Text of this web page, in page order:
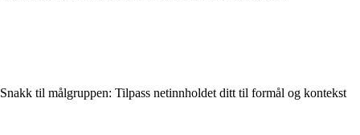
Snakk til målgruppen: Tilpass netinnholdet ditt til formål og kontekst